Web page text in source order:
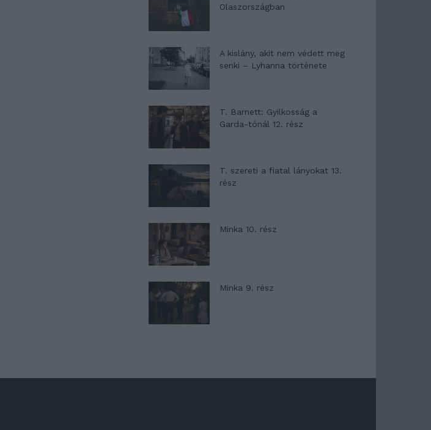
Olaszországban
A kislány, akit nem védett meg
senki – Lyhanna története
T. Barnett: Gyilkosság a
Garda-tónál 12. rész
T. szereti a fiatal lányokat 13.
rész
Minka 10. rész
Minka 9. rész